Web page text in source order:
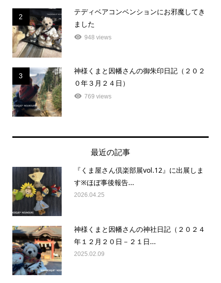
2
テディベアコンベンションにお邪魔してき
ました
948 views
3
神様くまと因幡さんの御朱印日記（２０２
０年３月２４日）
769 views
最近の記事
『くま屋さん倶楽部展vol.12』に出展しま
す※ほぼ事後報告...
2026.04.25
神様くまと因幡さんの神社日記（２０２４
年１２月２０日－２１日...
2025.02.09